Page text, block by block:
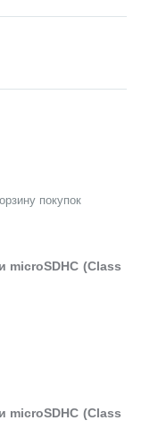
покупок
microSDHC (Class
microSDHC (Class